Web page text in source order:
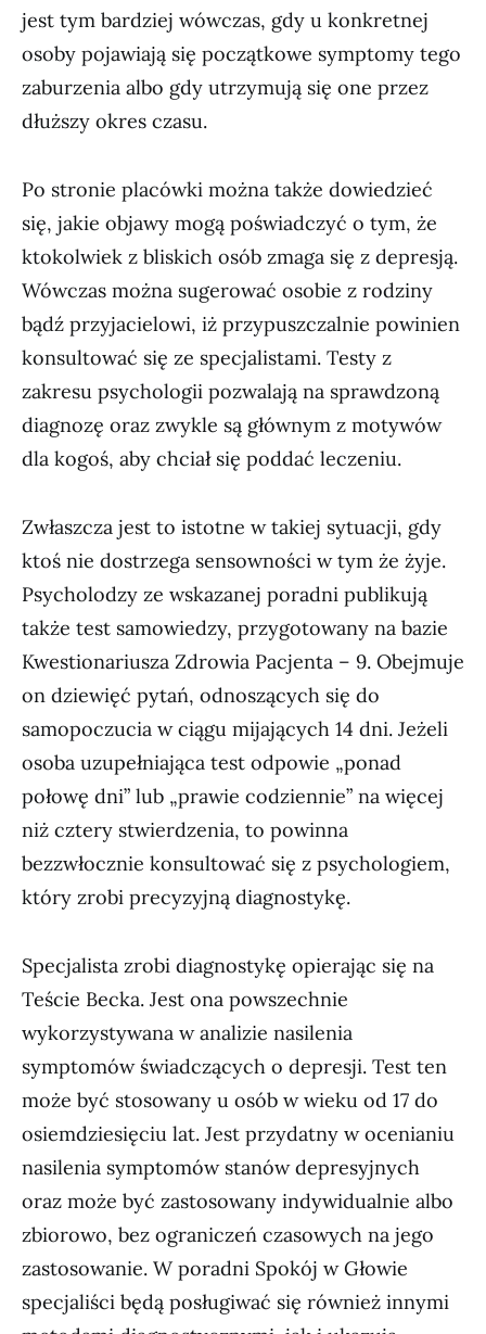
jest tym bardziej wówczas, gdy u konkretnej
osoby pojawiają się początkowe symptomy tego
zaburzenia albo gdy utrzymują się one przez
dłuższy okres czasu.
Po stronie placówki można także dowiedzieć
się, jakie objawy mogą poświadczyć o tym, że
ktokolwiek z bliskich osób zmaga się z depresją.
Wówczas można sugerować osobie z rodziny
bądź przyjacielowi, iż przypuszczalnie powinien
konsultować się ze specjalistami. Testy z
zakresu psychologii pozwalają na sprawdzoną
diagnozę oraz zwykle są głównym z motywów
dla kogoś, aby chciał się poddać leczeniu.
Zwłaszcza jest to istotne w takiej sytuacji, gdy
ktoś nie dostrzega sensowności w tym że żyje.
Psycholodzy ze wskazanej poradni publikują
także test samowiedzy, przygotowany na bazie
Kwestionariusza Zdrowia Pacjenta – 9. Obejmuje
on dziewięć pytań, odnoszących się do
samopoczucia w ciągu mijających 14 dni. Jeżeli
osoba uzupełniająca test odpowie „ponad
połowę dni” lub „prawie codziennie” na więcej
niż cztery stwierdzenia, to powinna
bezzwłocznie konsultować się z psychologiem,
który zrobi precyzyjną diagnostykę.
Specjalista zrobi diagnostykę opierając się na
Teście Becka. Jest ona powszechnie
wykorzystywana w analizie nasilenia
symptomów świadczących o depresji. Test ten
może być stosowany u osób w wieku od 17 do
osiemdziesięciu lat. Jest przydatny w ocenianiu
nasilenia symptomów stanów depresyjnych
oraz może być zastosowany indywidualnie albo
zbiorowo, bez ograniczeń czasowych na jego
zastosowanie. W poradni Spokój w Głowie
specjaliści będą posługiwać się również innymi